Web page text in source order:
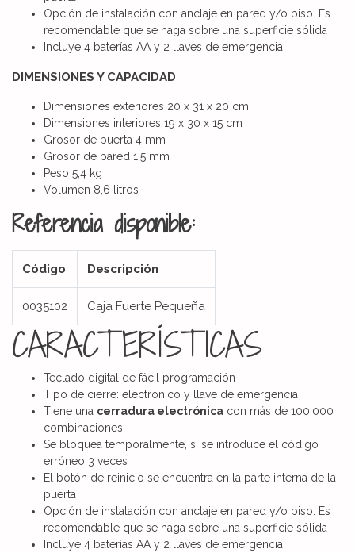
Opción de instalación con anclaje en pared y/o piso. Es
recomendable que se haga sobre una superficie sólida
Incluye 4 baterías AA y 2 llaves de emergencia.
DIMENSIONES Y CAPACIDAD
Dimensiones exteriores 20 x 31 x 20 cm
Dimensiones interiores 19 x 30 x 15 cm
Grosor de puerta 4 mm
Grosor de pared 1,5 mm
Peso 5,4 kg
Volumen 8,6 litros
Referencia disponible:
Código Descripción
0035102 Caja Fuerte Pequeña
CARACTERÍSTICAS
Teclado digital de fácil programación
Tipo de cierre: electrónico y llave de emergencia
Tiene una cerradura electrónica con más de 100.000
combinaciones
Se bloquea temporalmente, si se introduce el código
erróneo 3 veces
El botón de reinicio se encuentra en la parte interna de la
puerta
Opción de instalación con anclaje en pared y/o piso. Es
recomendable que se haga sobre una superficie sólida
Incluye 4 baterías AA y 2 llaves de emergencia